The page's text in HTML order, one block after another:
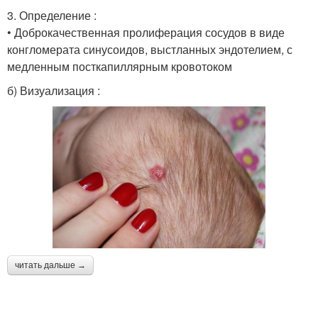
3. Определение :
• Доброкачественная пролиферация сосудов в виде
конгломерата синусоидов, выстланных эндотелием, с
медленным посткапиллярным кровотоком
б) Визуализация :
читать дальше →